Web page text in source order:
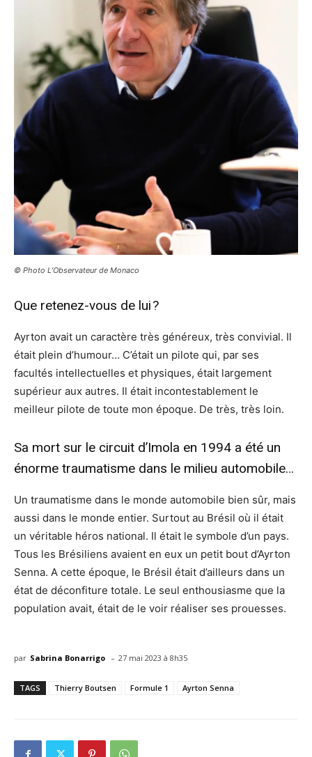
© Photo L’Observateur de Monaco
Que retenez-vous de lui ?
Ayrton avait un caractère très généreux, très convivial. Il
était plein d’humour… C’était un pilote qui, par ses
facultés intellectuelles et physiques, était largement
supérieur aux autres. Il était incontestablement le
meilleur pilote de toute mon époque. De très, très loin.
Sa mort sur le circuit d’Imola en 1994 a été un
énorme traumatisme dans le milieu automobile…
Un traumatisme dans le monde automobile bien sûr, mais
aussi dans le monde entier. Surtout au Brésil où il était
un véritable héros national. Il était le symbole d’un pays.
Tous les Brésiliens avaient en eux un petit bout d’Ayrton
Senna. A cette époque, le Brésil était d’ailleurs dans un
état de déconfiture totale. Le seul enthousiasme que la
population avait, était de le voir réaliser ses prouesses.
par Sabrina Bonarrigo - 27 mai 2023 à 8h35
TAGS Thierry Boutsen Formule 1 Ayrton Senna